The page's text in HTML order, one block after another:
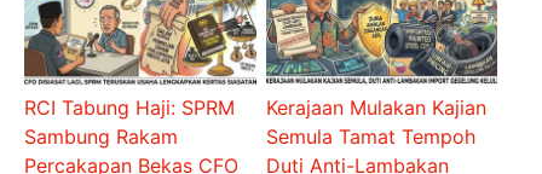
RCI Tabung Haji: SPRM
Sambung Rakam
Percakapan Bekas CFO
Kerajaan Mulakan Kajian
Semula Tamat Tempoh
Duti Anti-Lambakan